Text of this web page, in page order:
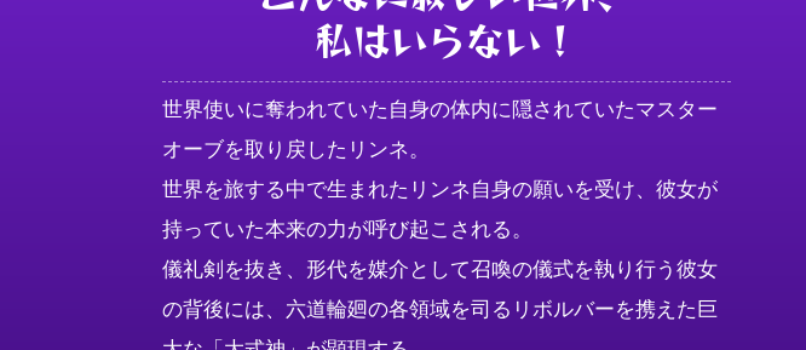
私はいらない！
世界使いに奪われていた自身の体内に隠されていたマスター
オーブを取り戻したリンネ。
世界を旅する中で生まれたリンネ自身の願いを受け、彼女が
持っていた本来の力が呼び起こされる。
儀礼剣を抜き、形代を媒介として召喚の儀式を執り行う彼女
の背後には、六道輪廻の各領域を司るリボルバーを携えた巨